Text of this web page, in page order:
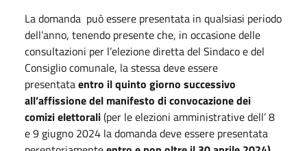
La domanda può essere presentata in qualsiasi periodo
dell’anno, tenendo presente che, in occasione delle
consultazioni per l’elezione diretta del Sindaco e del
Consiglio comunale, la stessa deve essere
presentataentro il quinto giorno successivo
all’affissione del manifesto di convocazione dei
comizi elettorali(per le elezioni amministrative dell’ 8
e 9 giugno 2024 la domanda deve essere presentata